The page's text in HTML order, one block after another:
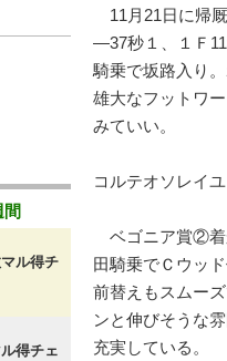
11月21日に帰
―37秒１、１Ｆ
騎乗で坂路入り
雄大なフットワ
みていい。
コルテオソレイユ
ベゴニア賞②着
田騎乗でＣウッ
前替えもスムー
ンと伸びそうな
充実している。
間
マル得チ
得チェ